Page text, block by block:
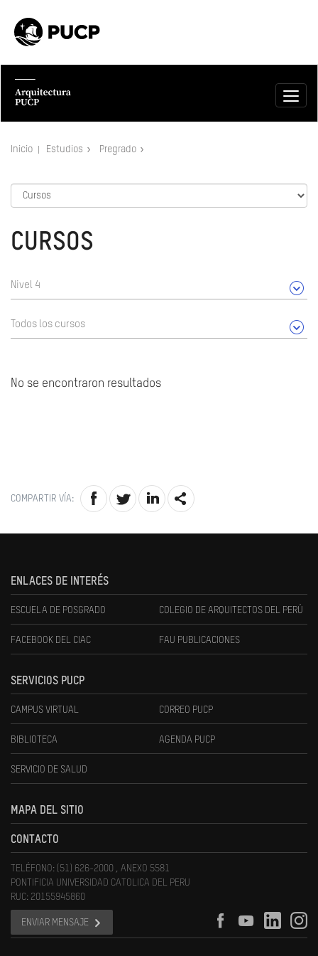
Inicio Estudios Pregrado
CURSOS
Nivel 4
Todos los cursos
No se encontraron resultados
COMPARTIR VÍA:
ENLACES DE INTERÉS
ESCUELA DE POSGRADO COLEGIO DE ARQUITECTOS DEL PERÚ
FACEBOOK DEL CIAC FAU PUBLICACIONES
SERVICIOS PUCP
CAMPUS VIRTUAL CORREO PUCP
BIBLIOTECA AGENDA PUCP
SERVICIO DE SALUD
MAPA DEL SITIO
CONTACTO
TELÉFONO: (51) 626-2000 , ANEXO 5581
PONTIFICIA UNIVERSIDAD CATOLICA DEL PERU
RUC: 20155945860
ENVIAR MENSAJE